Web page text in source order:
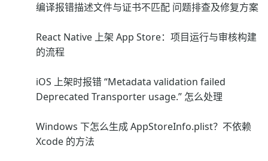
编译报错描述文件与证书不匹配 问题排查及修复方案
React Native 上架 App Store：项目运行与审核构建
的流程
iOS 上架时报错 “Metadata validation failed
Deprecated Transporter usage.” 怎么处理
Windows 下怎么生成 AppStoreInfo.plist？不依赖
Xcode 的方法